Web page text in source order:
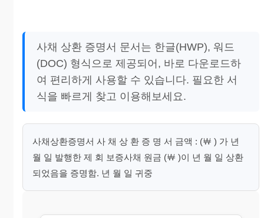
사채 상환 증명서 문서는 한글(HWP), 워드
(DOC) 형식으로 제공되어, 바로 다운로드하
여 편리하게 사용할 수 있습니다. 필요한 서
식을 빠르게 찾고 이용해보세요.
사채상환증명서 사 채 상 환 증 명 서 금액 : (￦ ) 가 년
월 일 발행한 제 회 보증사채 원금 (￦ )이 년 월 일 상환
되었음을 증명함. 년 월 일 귀중